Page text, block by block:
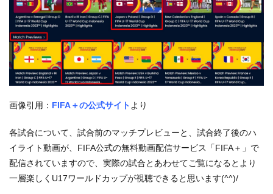
画像引用： FIFA＋の公式サイト より
各試合について、試合前のマッチプレビューと、試合終了後のハ
イライト動画が、FIFA公式の無料動画配信サービス「FIFA＋」で
配信されていますので、実際の試合とあわせてご覧になるとより
一層楽しくU17ワールドカップが視聴できると思います(^^)/